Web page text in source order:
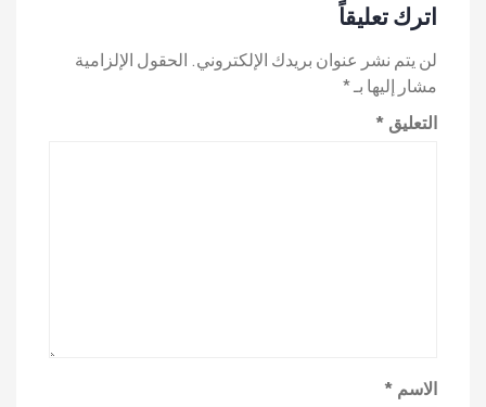
اترك تعليقاً
لن يتم نشر عنوان بريدك الإلكتروني. الحقول الإلزامية
مشار إليها بـ*
التعليق *
الاسم *